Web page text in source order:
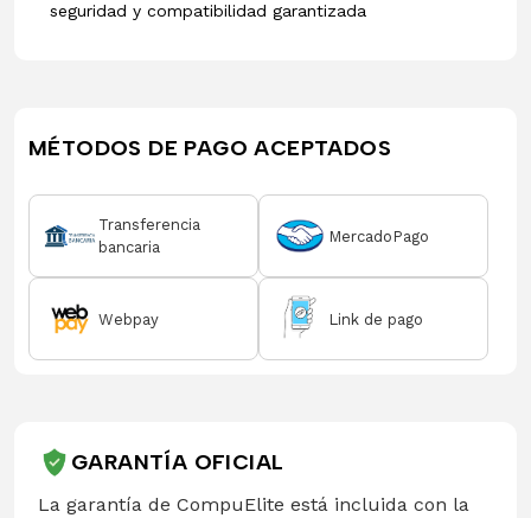
seguridad y compatibilidad garantizada
MÉTODOS DE PAGO ACEPTADOS
Transferencia
bancaria
MercadoPago
Webpay Link de pago
GARANTÍA OFICIAL
La garantía de CompuElite está incluida con la